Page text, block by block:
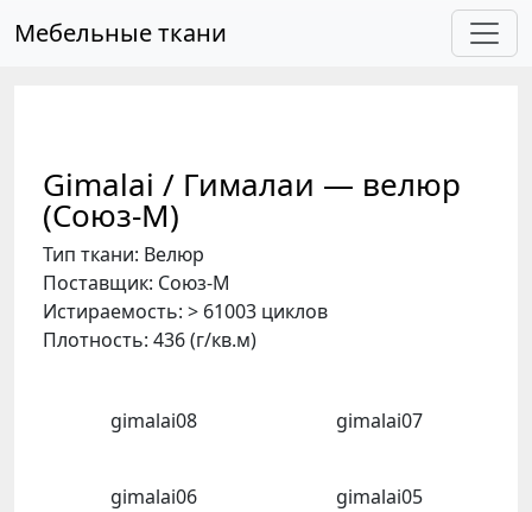
Мебельные ткани
Gimalai / Гималаи — велюр
(Союз-М)
Тип ткани: Велюр
Поставщик: Союз-М
Истираемость: > 61003 циклов
Плотность: 436 (г/кв.м)
gimalai08 gimalai07
gimalai06 gimalai05